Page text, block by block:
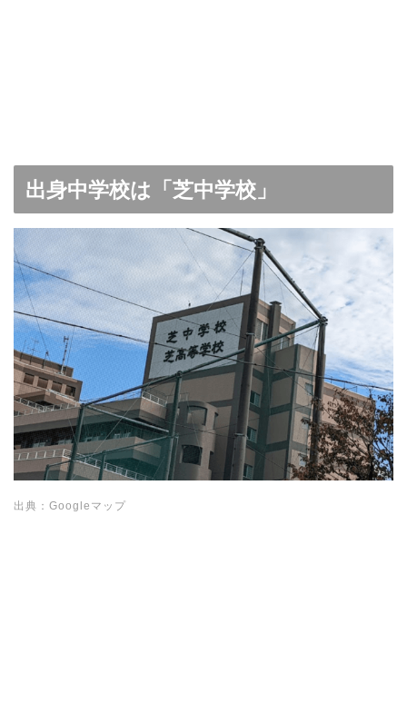
出身中学校は「芝中学校」
出典：Googleマップ